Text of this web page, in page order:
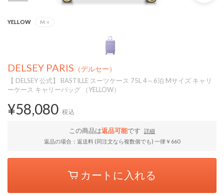
YELLOW M ×
DELSEY PARIS （デルセー）
【 DELSEY 公式】 BASTILLE スーツケース 75L 4～6泊 Mサイズ キャリ
ーケース キャリーバッグ （YELLOW）
¥58,080 税込
この商品は返品可能です
詳細
返品の場合：返送料 (同注文なら複数個でも) 一律￥660
カートに入れる